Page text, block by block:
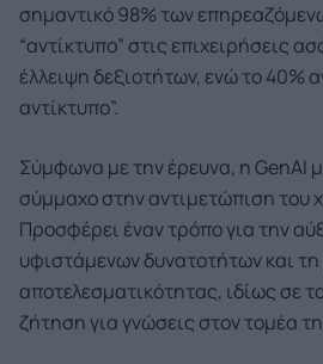
σημαντικό 98% των
“αντίκτυπο” στις επιχειρήσεις
έλλειψη δεξιοτήτων, ενώ το 40%
αντίκτυπο”.
Σύμφωνα με την έρευνα, η GenAI
σύμμαχο στην αντιμετώπιση του
Προσφέρει έναν τρόπο για την
υφιστάμενων δυνατοτήτων και τη
αποτελεσματικότητας, ιδίως σε
ζήτηση για γνώσεις στον τομέα